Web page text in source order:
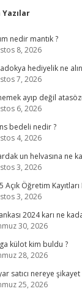
Yazılar
nedir mantık ?
8, 2026
hediyelik ne
7, 2026
ayıp değil
6, 2026
bedeli nedir ?
4, 2026
un helvasına ne
3, 2026
Açık Öğretim Kayıtları
3, 2026
2024 karı ne
30, 2026
külot kim buldu ?
28, 2026
satıcı nereye
25, 2026